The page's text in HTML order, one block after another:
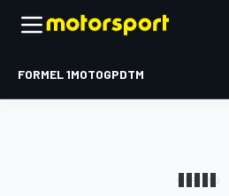
FORMEL 1MOTOGPDTM